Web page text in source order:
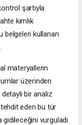
şartıyla
kimlik
belgeleri kullanan
materyallerin
üzerinden
detaylı bir analiz
tehdit eden bu tür
gidileceğini vurguladı.